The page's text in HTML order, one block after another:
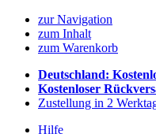
zur Navigation
zum Inhalt
zum Warenkorb
Deutschland:
Kostenloser
Zustellung in 2
Hilfe